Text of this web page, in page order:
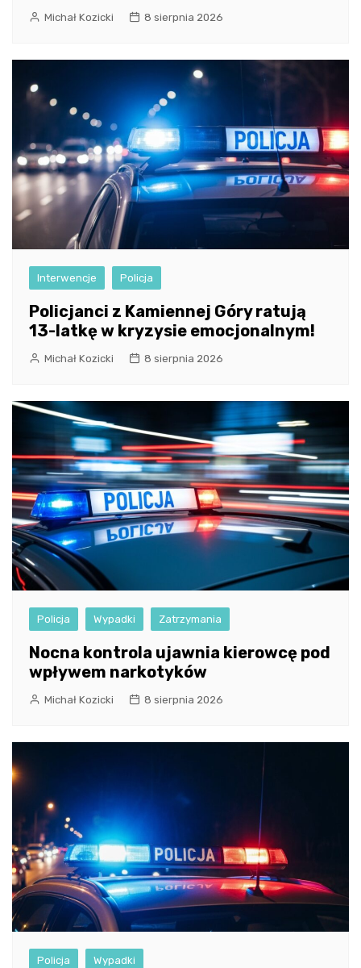
Michał Kozicki 8 sierpnia 2026
Interwencje Policja
Policjanci z Kamiennej Góry ratują
13-latkę w kryzysie emocjonalnym!
Michał Kozicki 8 sierpnia 2026
Policja Wypadki Zatrzymania
Nocna kontrola ujawnia kierowcę pod
wpływem narkotyków
Michał Kozicki 8 sierpnia 2026
Policja Wypadki